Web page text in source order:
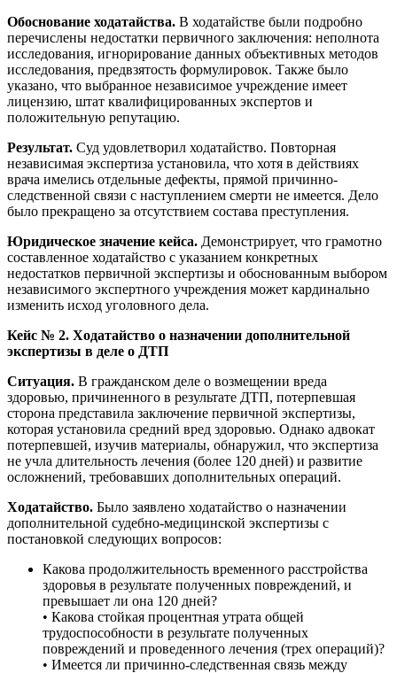
Обоснование ходатайства. В ходатайстве были подробно
перечислены недостатки первичного заключения: неполнота
исследования, игнорирование данных объективных методов
исследования, предвзятость формулировок. Также было
указано, что выбранное независимое учреждение имеет
лицензию, штат квалифицированных экспертов и
положительную репутацию.
Результат. Суд удовлетворил ходатайство. Повторная
независимая экспертиза установила, что хотя в действиях
врача имелись отдельные дефекты, прямой причинно-
следственной связи с наступлением смерти не имеется. Дело
было прекращено за отсутствием состава преступления.
Юридическое значение кейса. Демонстрирует, что грамотно
составленное ходатайство с указанием конкретных
недостатков первичной экспертизы и обоснованным выбором
независимого экспертного учреждения может кардинально
изменить исход уголовного дела.
Кейс № 2. Ходатайство о назначении дополнительной
экспертизы в деле о ДТП
Ситуация. В гражданском деле о возмещении вреда
здоровью, причиненного в результате ДТП, потерпевшая
сторона представила заключение первичной экспертизы,
которая установила средний вред здоровью. Однако адвокат
потерпевшей, изучив материалы, обнаружил, что экспертиза
не учла длительность лечения (более 120 дней) и развитие
осложнений, требовавших дополнительных операций.
Ходатайство. Было заявлено ходатайство о назначении
дополнительной судебно-медицинской экспертизы с
постановкой следующих вопросов:
Какова продолжительность временного расстройства
здоровья в результате полученных повреждений, и
превышает ли она 120 дней?
• Какова стойкая процентная утрата общей
трудоспособности в результате полученных
повреждений и проведенного лечения (трех операций)?
• Имеется ли причинно-следственная связь между